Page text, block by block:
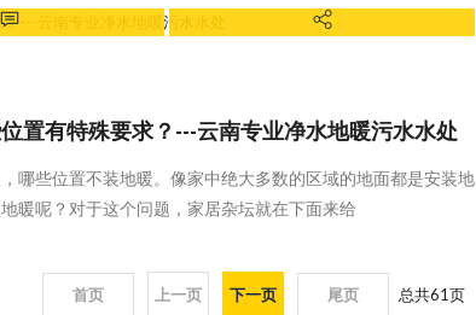
置有特殊要求？---云南专业净水地暖污水水处
哪些位置不装地暖。像家中绝大多数的区域的地面都是安装地
暖呢？对于这个问题，家居杂坛就在下面来给
首页 上一页 下一页 尾页 总共61页